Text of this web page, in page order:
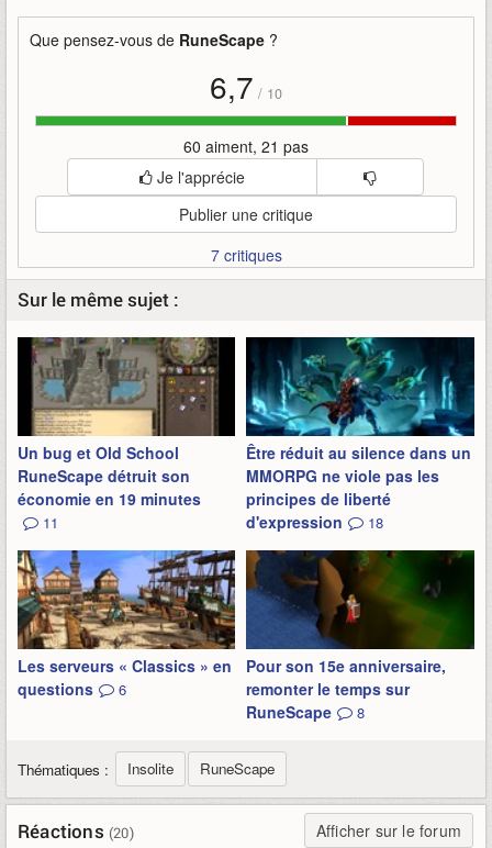
Que pensez-vous de RuneScape ?
6,7 / 10
60 aiment, 21 pas
Je l'apprécie
Publier une critique
7 critiques
Sur le même sujet :
Un bug et Old School
RuneScape détruit son
économie en 19 minutes
11
Être réduit au silence dans un
MMORPG ne viole pas les
principes de liberté
d'expression
18
Les serveurs « Classics » en
questions
6
Pour son 15e anniversaire,
remonter le temps sur
RuneScape
8
Thématiques : Insolite RuneScape
Réactions (20) Afficher sur le forum